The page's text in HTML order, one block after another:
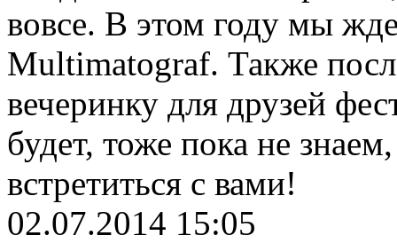
вовсе. В этом году мы
Multimatograf. Также
вечеринку для друзей
будет, тоже пока не
встретиться с вами!
02.07.2014 15:05